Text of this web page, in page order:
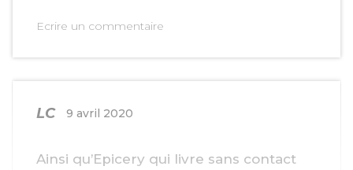
Ecrire un commentaire
LC 9 avril 2020
Ainsi qu’Epicery qui livre sans contact